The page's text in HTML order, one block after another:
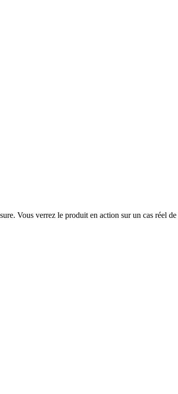
Vous verrez le produit en action sur un cas réel